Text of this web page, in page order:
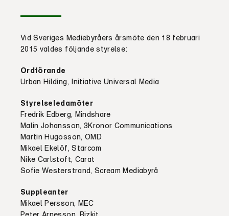
Vid Sveriges Mediebyråers årsmöte den 18 februari
2015 valdes följande styrelse:
Ordförande
Urban Hilding, Initiative Universal Media
Styrelseledamöter
Fredrik Edberg, Mindshare
Malin Johansson, 3Kronor Communications
Martin Hugosson, OMD
Mikael Ekelöf, Starcom
Nike Carlstoft, Carat
Sofie Westerstrand, Scream Mediabyrå
Suppleanter
Mikael Persson, MEC